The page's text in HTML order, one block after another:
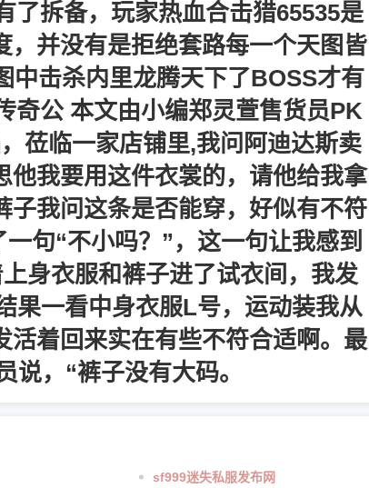
了拆备，玩家热血合击猎65535是
并没有是拒绝套路每一个天图皆
中击杀内里龙腾天下了BOSS才有
奇公 本文由小编郑灵萱售货员PK
莅临一家店铺里,我问阿迪达斯卖
我要用这件衣裳的，请他给我拿
子我问这条是否能穿，好似有不符
句“不小吗？”，这一句让我感到
身衣服和裤子进了试衣间，我发
果一看中身衣服L号，运动装我从
着回来实在有些不符合适啊。最
说，“裤子没有大码。
sf999迷失私服发布网